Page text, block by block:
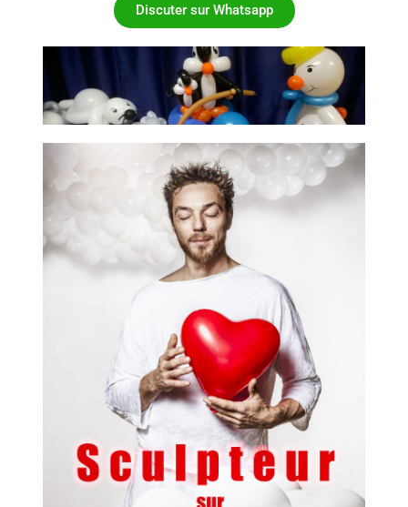
Discuter sur Whatsapp